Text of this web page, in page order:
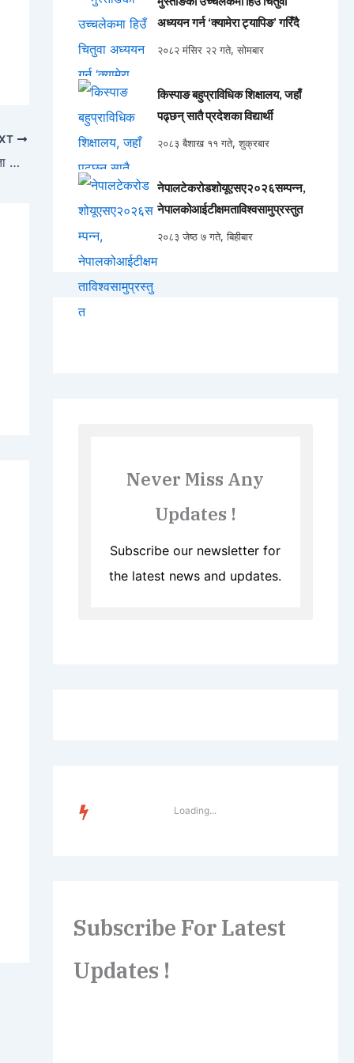
वैदेशिक मुद्राको बचतमा सम्वृद्धि तर अर्थतन्त्रको सुस्तता किन ?
अध्ययन गर्न ‘क्यामेरा ट्यापिङ’ गरिँदै
२०८२ मंसिर २२ गते, सोमबार
किस्पाङ बहुप्राविधिक शिक्षालय, जहाँ
पढ्छन् सातै प्रदेशका विद्यार्थी
२०८३ बैशाख ११ गते, शुक्रबार
नेपालटेकरोडशोयूएसए२०२६सम्पन्न,
नेपालकोआईटीक्षमताविश्वसामुप्रस्तुत
२०८३ जेष्ठ ७ गते, बिहीबार
Never Miss Any
Updates !
Subscribe our newsletter for
the latest news and updates.
Subscribe For Latest
Updates !